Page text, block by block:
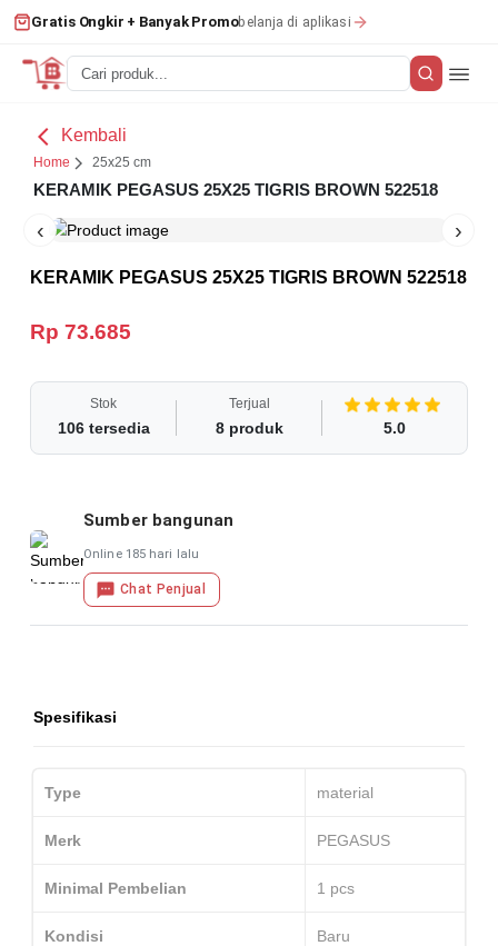
Gratis Ongkir + Banyak Promobelanja di aplikasi
Kembali
Home 25x25 cm
KERAMIK PEGASUS 25X25 TIGRIS BROWN 522518
‹ ›
KERAMIK PEGASUS 25X25 TIGRIS BROWN 522518
Rp 73.685
Stok
106tersedia
Terjual
8produk 5.0
Sumber bangunan
Online 185 hari lalu
Chat Penjual
Spesifikasi
Type material
Merk PEGASUS
Minimal Pembelian 1 pcs
Kondisi Baru